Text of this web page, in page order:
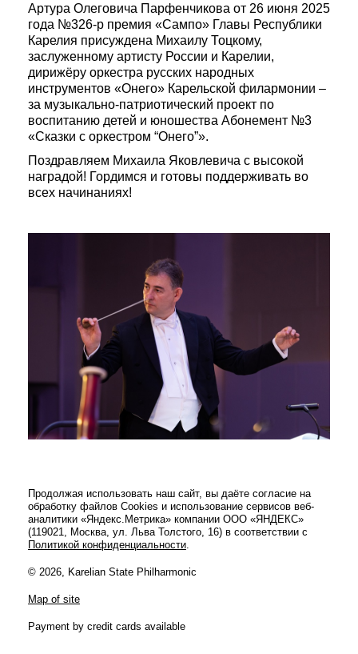
Артура Олеговича Парфенчикова от 26 июня 2025
года №326-р премия «Сампо» Главы Республики
Карелия присуждена Михаилу Тоцкому,
заслуженному артисту России и Карелии,
дирижёру оркестра русских народных
инструментов «Онего» Карельской филармонии –
за музыкально-патриотический проект по
воспитанию детей и юношества Абонемент №3
«Сказки с оркестром “Онего”».
Поздравляем Михаила Яковлевича с высокой
наградой! Гордимся и готовы поддерживать во
всех начинаниях!
Продолжая использовать наш сайт, вы даёте согласие на
обработку файлов Cookies и использование сервисов веб-
аналитики «Яндекс.Метрика» компании ООО «ЯНДЕКС»
(119021, Москва, ул. Льва Толстого, 16) в соответствии с
Политикой конфиденциальности.
© 2026, Karelian State Philharmonic
Map of site
Payment by credit cards available